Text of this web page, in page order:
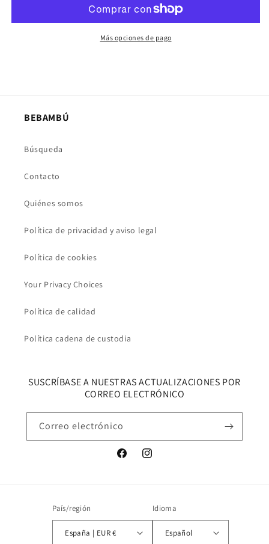
Más opciones de pago
BEBAMBÚ
Búsqueda
Contacto
Quiénes somos
Política de privacidad y aviso legal
Política de cookies
Your Privacy Choices
Política de calidad
Política cadena de custodia
SUSCRÍBASE A NUESTRAS ACTUALIZACIONES POR
CORREO ELECTRÓNICO
Correo electrónico
FacebookInstagram
País/región
España | EUR €
Idioma
Español